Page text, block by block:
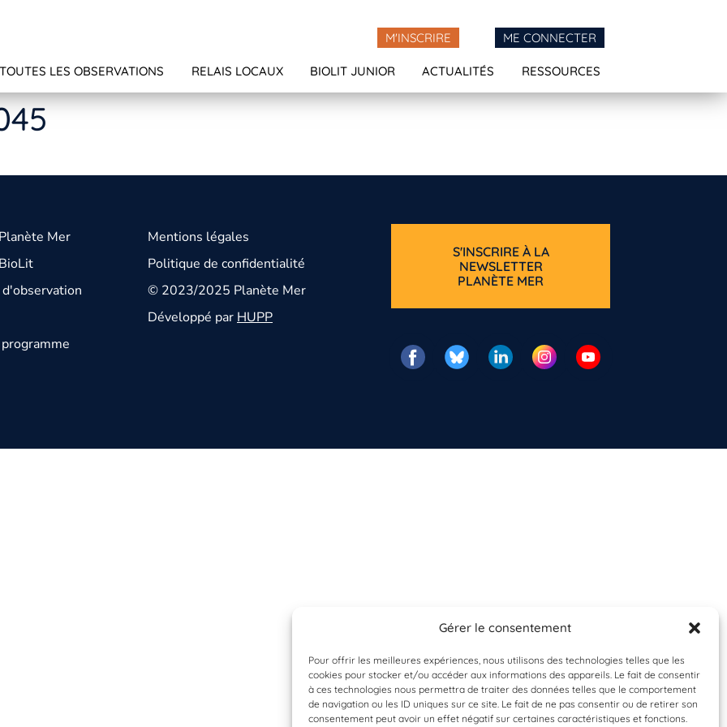
Gérer le consentement
Pour offrir les meilleures expériences, nous utilisons des technologies telles que les
cookies pour stocker et/ou accéder aux informations des appareils. Le fait de consentir
à ces technologies nous permettra de traiter des données telles que le comportement
de navigation ou les ID uniques sur ce site. Le fait de ne pas consentir ou de retirer son
consentement peut avoir un effet négatif sur certaines caractéristiques et fonctions.
M'INSCRIRE ME CONNECTER
TOUTES LES OBSERVATIONS RELAIS LOCAUX BIOLIT JUNIOR ACTUALITÉS RESSOURCES
Mer
Mentions légales
Politique de confidentialité
© 2023/2025 Planète Mer
Développé parHUPP
S'INSCRIRE À LA
NEWSLETTER
PLANÈTE MER